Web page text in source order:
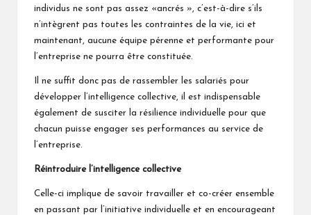
individus ne sont pas assez «ancrés », c’est-à-dire s’ils
n’intègrent pas toutes les contraintes de la vie, ici et
maintenant, aucune équipe pérenne et performante pour
l’entreprise ne pourra être constituée.
Il ne suffit donc pas de rassembler les salariés pour
développer l’intelligence collective, il est indispensable
également de susciter la résilience individuelle pour que
chacun puisse engager ses performances au service de
l’entreprise.
Réintroduire l’intelligence collective
Celle-ci implique de savoir travailler et co-créer ensemble
en passant par l’initiative individuelle et en encourageant